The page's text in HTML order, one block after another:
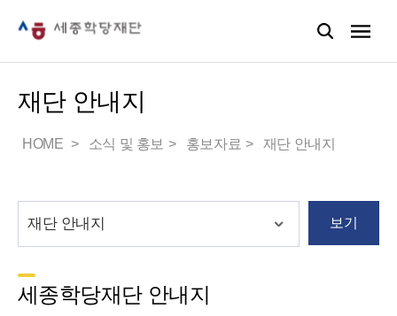
재단 안내지
HOME 소식 및 홍보 홍보자료 재단 안내지
보기
세종학당재단 안내지